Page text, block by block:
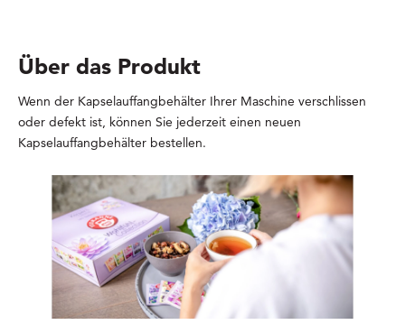
Über das Produkt
Wenn der Kapselauffangbehälter Ihrer Maschine verschlissen
oder defekt ist, können Sie jederzeit einen neuen
Kapselauffangbehälter bestellen.